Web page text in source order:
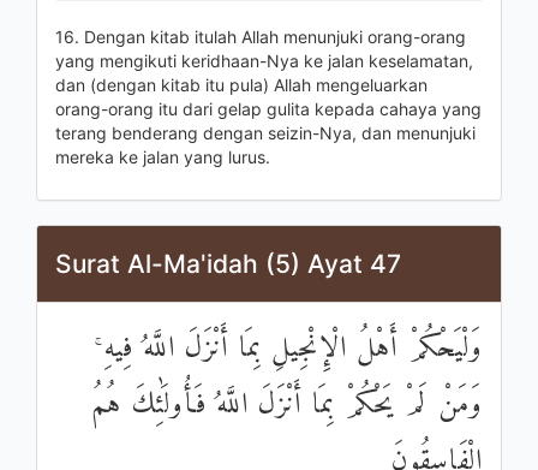
16. Dengan kitab itulah Allah menunjuki orang-orang
yang mengikuti keridhaan-Nya ke jalan keselamatan,
dan (dengan kitab itu pula) Allah mengeluarkan
orang-orang itu dari gelap gulita kepada cahaya yang
terang benderang dengan seizin-Nya, dan menunjuki
mereka ke jalan yang lurus.
Surat Al-Ma'idah (5) Ayat 47
وَلْيَحْكُمْ أَهْلُ الْإِنْجِيلِ بِمَا أَنْزَلَ اللَّهُ فِيهِ ۚ
وَمَنْ لَمْ يَحْكُمْ بِمَا أَنْزَلَ اللَّهُ فَأُولَٰئِكَ هُمُ